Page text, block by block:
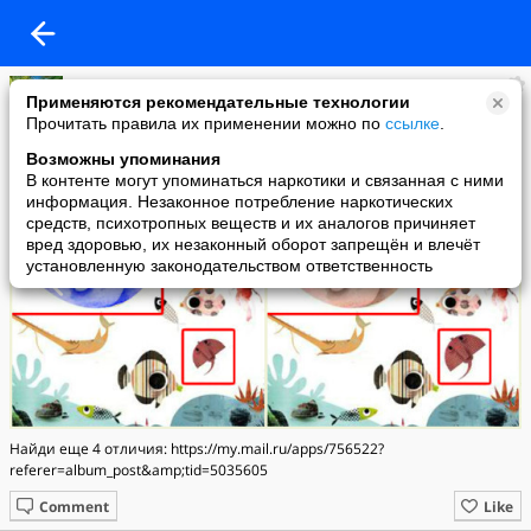
Применяются рекомендательные технологии
Прочитать правила их применении можно по ссылке
Возможны упоминания
В контенте могут упоминаться наркотики и связанная с ними
информация. Незаконное потребление наркотических
средств, психотропных веществ и их аналогов причиняет
вред здоровью, их незаконный оборот запрещён и влечёт
установленную законодательством ответственность
Светлана Чирик
added a photo
14 Jun в 23:56
Найди еще 4 отличия: https://my.mail.ru/apps/756522?
referer=album_post&amp;tid=5035605
Like
Comment